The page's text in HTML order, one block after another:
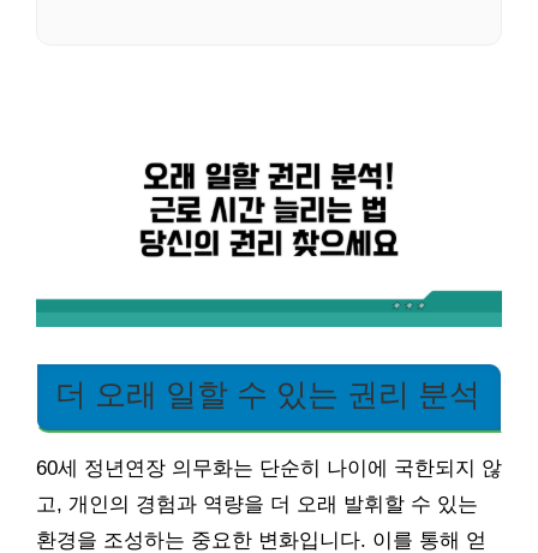
더 오래 일할 수 있는 권리 분석
60세 정년연장 의무화는 단순히 나이에 국한되지 않
고, 개인의 경험과 역량을 더 오래 발휘할 수 있는
환경을 조성하는 중요한 변화입니다. 이를 통해 얻